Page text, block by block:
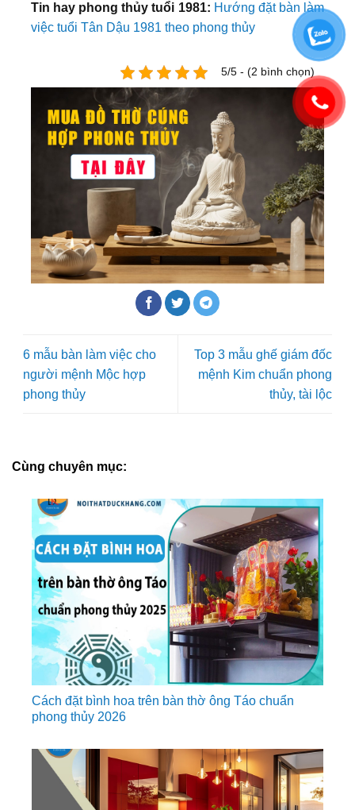
Tin hay phong thủy tuổi 1981: Hướng đặt bàn làm
việc tuổi Tân Dậu 1981 theo phong thủy
5/5 - (2 bình chọn)
6 mẫu bàn làm việc cho
người mệnh Mộc hợp
phong thủy
Top 3 mẫu ghế giám đốc
mệnh Kim chuẩn phong
thủy, tài lộc
Cùng chuyên mục:
Cách đặt bình hoa trên bàn thờ ông Táo chuẩn
phong thủy 2026